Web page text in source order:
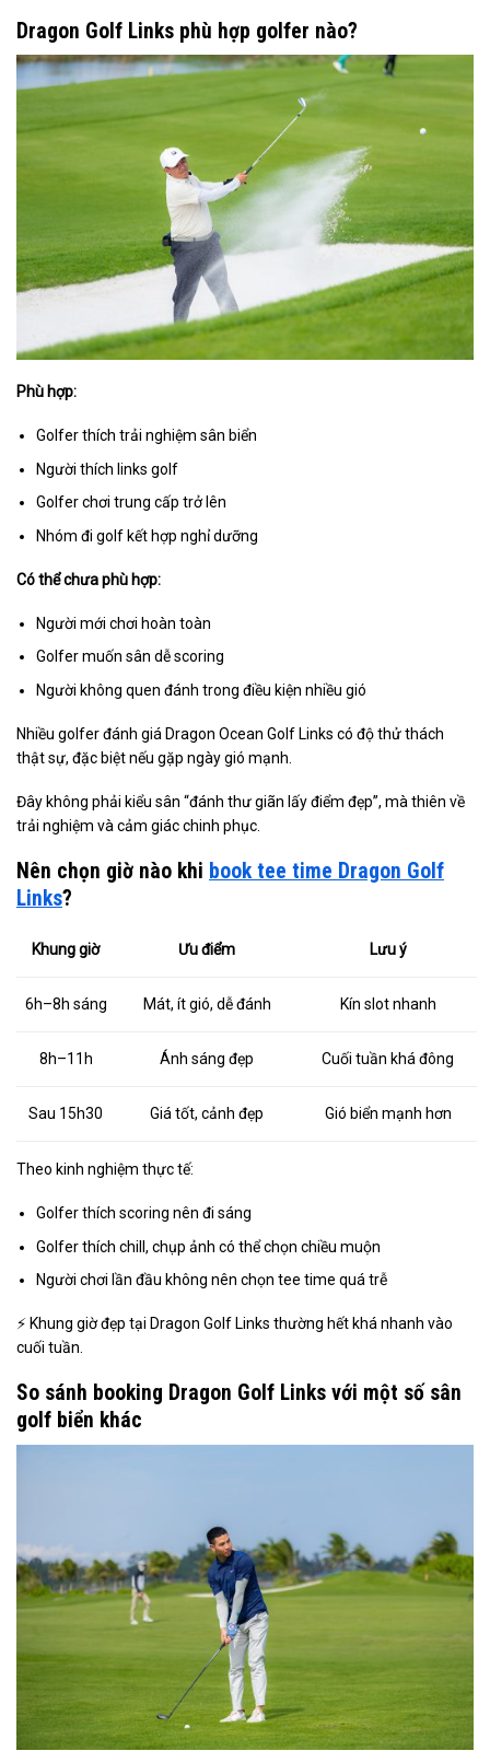
Dragon Golf Links phù hợp golfer nào?
Phù hợp:
Golfer thích trải nghiệm sân biển
Người thích links golf
Golfer chơi trung cấp trở lên
Nhóm đi golf kết hợp nghỉ dưỡng
Có thể chưa phù hợp:
Người mới chơi hoàn toàn
Golfer muốn sân dễ scoring
Người không quen đánh trong điều kiện nhiều gió
Nhiều golfer đánh giá Dragon Ocean Golf Links có độ thử thách
thật sự, đặc biệt nếu gặp ngày gió mạnh.
Đây không phải kiểu sân “đánh thư giãn lấy điểm đẹp”, mà thiên về
trải nghiệm và cảm giác chinh phục.
Nên chọn giờ nào khi book tee time Dragon Golf
Links?
Khung giờ Ưu điểm Lưu ý
6h–8h sáng Mát, ít gió, dễ đánh Kín slot nhanh
8h–11h Ánh sáng đẹp Cuối tuần khá đông
Sau 15h30 Giá tốt, cảnh đẹp Gió biển mạnh hơn
Theo kinh nghiệm thực tế:
Golfer thích scoring nên đi sáng
Golfer thích chill, chụp ảnh có thể chọn chiều muộn
Người chơi lần đầu không nên chọn tee time quá trễ
⚡ Khung giờ đẹp tại Dragon Golf Links thường hết khá nhanh vào
cuối tuần.
So sánh booking Dragon Golf Links với một số sân
golf biển khác